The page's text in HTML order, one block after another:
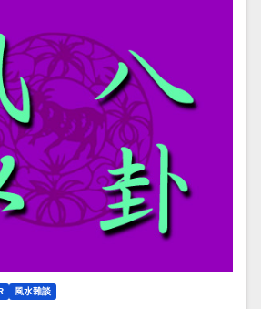
風水雜談